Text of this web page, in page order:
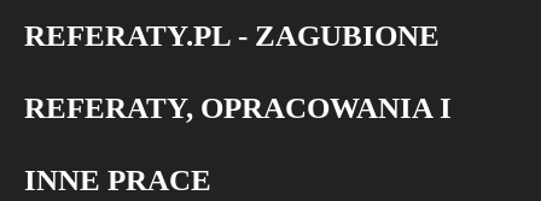
REFERATY.PL - ZAGUBIONE
REFERATY, OPRACOWANIA I
INNE PRACE